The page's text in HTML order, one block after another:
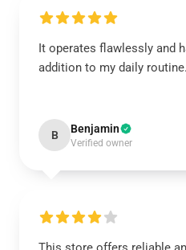
It operates flawlessly and
addition to my daily routine.
B Benjamin
Verified owner